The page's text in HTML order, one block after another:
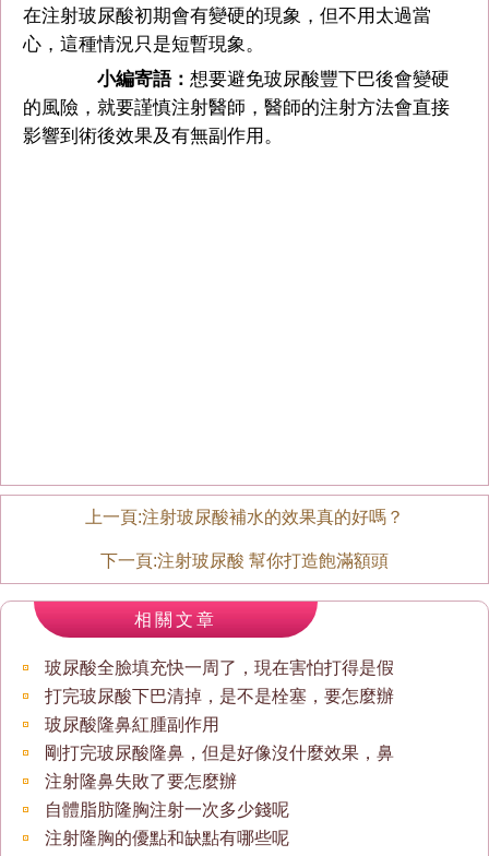
在注射玻尿酸初期會有變硬的現象，但不用太過當
心，這種情況只是短暫現象。
小編寄語： 想要避免玻尿酸豐下巴後會變硬
的風險，就要謹慎注射醫師，醫師的注射方法會直接
影響到術後效果及有無副作用。
上一頁:注射玻尿酸補水的效果真的好嗎？
下一頁:注射玻尿酸 幫你打造飽滿額頭
相關文章
玻尿酸全臉填充快一周了，現在害怕打得是假
打完玻尿酸下巴清掉，是不是栓塞，要怎麼辦
玻尿酸隆鼻紅腫副作用
剛打完玻尿酸隆鼻，但是好像沒什麼效果，鼻
注射隆鼻失敗了要怎麼辦
自體脂肪隆胸注射一次多少錢呢
注射隆胸的優點和缺點有哪些呢